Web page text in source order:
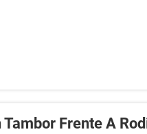
Frente A